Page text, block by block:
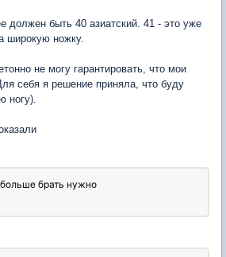
должен быть 40 азиатский. 41 - это уже
широкую ножку.
не могу гарантировать, что мои
себя я решение приняла, что буду
ногу).
брать нужно